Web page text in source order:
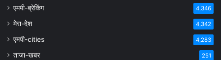
एमपी-ब्रेकिंग 4,346
मेरा-देश 4,342
एमपी-cities 4,283
ताजा-खबर 251